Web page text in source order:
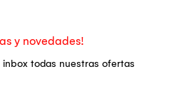
y novedades!
todas nuestras ofertas